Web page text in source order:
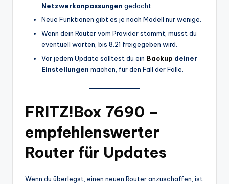
Netzwerkanpassungen gedacht.
Neue Funktionen gibt es je nach Modell nur wenige.
Wenn dein Router vom Provider stammt, musst du
eventuell warten, bis 8.21 freigegeben wird.
Vor jedem Update solltest du ein Backup deiner
Einstellungen machen, für den Fall der Fälle.
FRITZ!Box 7690 –
empfehlenswerter
Router für Updates
Wenn du überlegst, einen neuen Router anzuschaffen, ist